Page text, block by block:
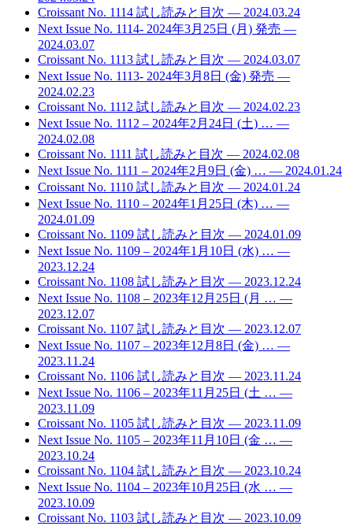
Croissant No. 1114 試し読みと目次 — 2024.03.24
Next Issue No. 1114- 2024年3月25日 (月) 発売 —
2024.03.07
Croissant No. 1113 試し読みと目次 — 2024.03.07
Next Issue No. 1113- 2024年3月8日 (金) 発売 —
2024.02.23
Croissant No. 1112 試し読みと目次 — 2024.02.23
Next Issue No. 1112 – 2024年2月24日 (土) … —
2024.02.08
Croissant No. 1111 試し読みと目次 — 2024.02.08
Next Issue No. 1111 – 2024年2月9日 (金) … — 2024.01.24
Croissant No. 1110 試し読みと目次 — 2024.01.24
Next Issue No. 1110 – 2024年1月25日 (木) … —
2024.01.09
Croissant No. 1109 試し読みと目次 — 2024.01.09
Next Issue No. 1109 – 2024年1月10日 (水) … —
2023.12.24
Croissant No. 1108 試し読みと目次 — 2023.12.24
Next Issue No. 1108 – 2023年12月25日 (月 … —
2023.12.07
Croissant No. 1107 試し読みと目次 — 2023.12.07
Next Issue No. 1107 – 2023年12月8日 (金) … —
2023.11.24
Croissant No. 1106 試し読みと目次 — 2023.11.24
Next Issue No. 1106 – 2023年11月25日 (土 … —
2023.11.09
Croissant No. 1105 試し読みと目次 — 2023.11.09
Next Issue No. 1105 – 2023年11月10日 (金 … —
2023.10.24
Croissant No. 1104 試し読みと目次 — 2023.10.24
Next Issue No. 1104 – 2023年10月25日 (水 … —
2023.10.09
Croissant No. 1103 試し読みと目次 — 2023.10.09